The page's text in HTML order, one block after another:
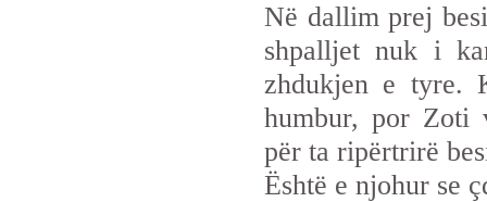
Në dallim prej
shpalljet nuk i
zhdukjen e tyre.
humbur, por Zoti
për ta ripërtrirë
Është e njohur se